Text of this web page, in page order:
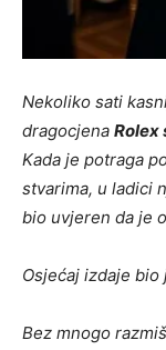
Nekoliko sati
dragocjena Rolex
Kada je potraga
stvarima, u ladici
bio uvjeren da je
Osjećaj izdaje bio
Bez mnogo